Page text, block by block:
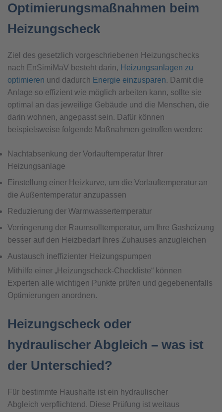
Optimierungsmaßnahmen beim
Heizungscheck
Ziel des gesetzlich vorgeschriebenen Heizungschecks
nach EnSimiMaV besteht darin, Heizungsanlagen zu
optimieren und dadurch Energie einzusparen. Damit die
Anlage so effizient wie möglich arbeiten kann, sollte sie
optimal an das jeweilige Gebäude und die Menschen, die
darin wohnen, angepasst sein. Dafür können
beispielsweise folgende Maßnahmen getroffen werden:
Nachtabsenkung der Vorlauftemperatur Ihrer
Heizungsanlage
Einstellung einer Heizkurve, um die Vorlauftemperatur an
die Außentemperatur anzupassen
Reduzierung der Warmwassertemperatur
Verringerung der Raumsolltemperatur, um Ihre Gasheizung
besser auf den Heizbedarf Ihres Zuhauses anzugleichen
Austausch ineffizienter Heizungspumpen
Mithilfe einer „Heizungscheck-Checkliste“ können
Experten alle wichtigen Punkte prüfen und gegebenenfalls
Optimierungen anordnen.
Heizungscheck oder
hydraulischer Abgleich – was ist
der Unterschied?
Für bestimmte Haushalte ist ein hydraulischer
Abgleich verpflichtend. Diese Prüfung ist weitaus